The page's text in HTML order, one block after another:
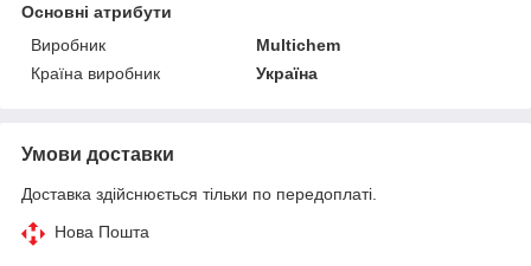
Основні атрибути
Виробник
Multichem
Країна виробник
Україна
Умови доставки
Доставка здійснюється тільки по передоплаті.
Нова Пошта